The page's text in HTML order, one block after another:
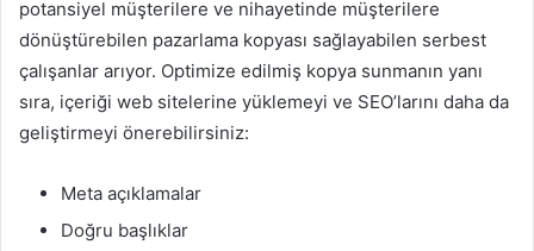
potansiyel müşterilere ve nihayetinde müşterilere
dönüştürebilen pazarlama kopyası sağlayabilen serbest
çalışanlar arıyor. Optimize edilmiş kopya sunmanın yanı
sıra, içeriği web sitelerine yüklemeyi ve SEO’larını daha da
geliştirmeyi önerebilirsiniz:
Meta açıklamalar
Doğru başlıklar